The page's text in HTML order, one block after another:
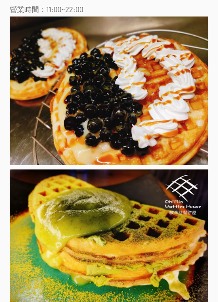
營業時間：11:00~22:00